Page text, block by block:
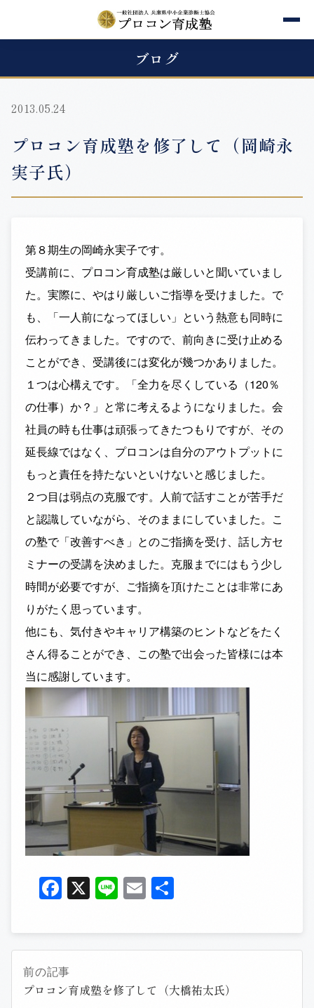
ブログ
2013.05.24
プロコン育成塾を修了して（岡崎永
実子氏）
第８期生の岡崎永実子です。
受講前に、プロコン育成塾は厳しいと聞いていまし
た。実際に、やはり厳しいご指導を受けました。で
も、「一人前になってほしい」という熱意も同時に
伝わってきました。ですので、前向きに受け止める
ことができ、受講後には変化が幾つかありました。
１つは心構えです。「全力を尽くしている（120％
の仕事）か？」と常に考えるようになりました。会
社員の時も仕事は頑張ってきたつもりですが、その
延長線ではなく、プロコンは自分のアウトプットに
もっと責任を持たないといけないと感じました。
２つ目は弱点の克服です。人前で話すことが苦手だ
と認識していながら、そのままにしていました。こ
の塾で「改善すべき」とのご指摘を受け、話し方セ
ミナーの受講を決めました。克服までにはもう少し
時間が必要ですが、ご指摘を頂けたことは非常にあ
りがたく思っています。
他にも、気付きやキャリア構築のヒントなどをたく
さん得ることができ、この塾で出会った皆様には本
当に感謝しています。
Facebook
X LineEmail
前の記事
プロコン育成塾を修了して（大橋祐太氏）